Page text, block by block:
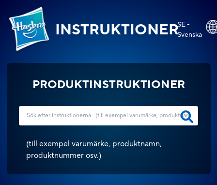
INSTRUKTIONERSE -
Svenska
PRODUKTINSTRUKTIONER
(till exempel varumärke, produktnamn,
produktnummer osv.)